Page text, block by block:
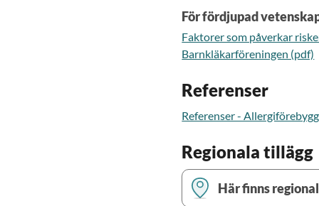
För fördjupad
Faktorer som påverkar
Barnkläkarföreningen (pdf)
Referenser
Referenser -
Regionala tillägg
Här finns